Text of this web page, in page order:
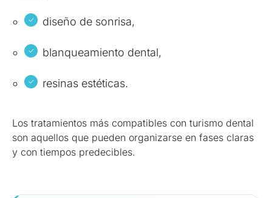
diseño de sonrisa,
blanqueamiento dental,
resinas estéticas.
Los tratamientos más compatibles con turismo dental
son aquellos que pueden organizarse en fases claras
y con tiempos predecibles.